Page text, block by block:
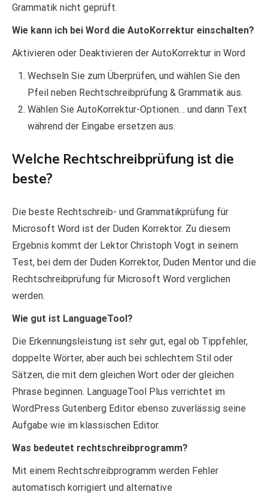
Grammatik nicht geprüft.
Wie kann ich bei Word die AutoKorrektur einschalten?
Aktivieren oder Deaktivieren der AutoKorrektur in Word
Wechseln Sie zum Überprüfen, und wählen Sie den
Pfeil neben Rechtschreibprüfung & Grammatik aus.
Wählen Sie AutoKorrektur-Optionen… und dann Text
während der Eingabe ersetzen aus.
Welche Rechtschreibprüfung ist die
beste?
Die beste Rechtschreib- und Grammatikprüfung für
Microsoft Word ist der Duden Korrektor. Zu diesem
Ergebnis kommt der Lektor Christoph Vogt in seinem
Test, bei dem der Duden Korrektor, Duden Mentor und die
Rechtschreibprüfung für Microsoft Word verglichen
werden.
Wie gut ist LanguageTool?
Die Erkennungsleistung ist sehr gut, egal ob Tippfehler,
doppelte Wörter, aber auch bei schlechtem Stil oder
Sätzen, die mit dem gleichen Wort oder der gleichen
Phrase beginnen. LanguageTool Plus verrichtet im
WordPress Gutenberg Editor ebenso zuverlässig seine
Aufgabe wie im klassischen Editor.
Was bedeutet rechtschreibprogramm?
Mit einem Rechtschreibprogramm werden Fehler
automatisch korrigiert und alternative